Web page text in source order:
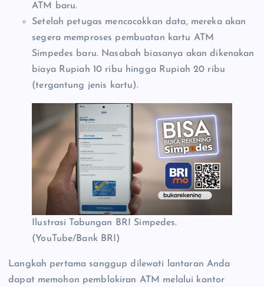
ATM baru.
Setelah petugas mencocokkan data, mereka akan
segera memproses pembuatan kartu ATM
Simpedes baru. Nasabah biasanya akan dikenakan
biaya Rupiah 10 ribu hingga Rupiah 20 ribu
(tergantung jenis kartu).
Ilustrasi Tabungan BRI Simpedes.
(YouTube/Bank BRI)
Langkah pertama sanggup dilewati lantaran Anda
dapat memohon pemblokiran ATM melalui kantor